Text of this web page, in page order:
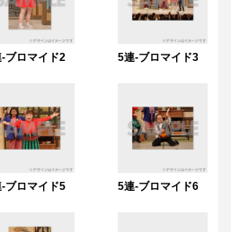
ブロマイド2 5連-ブロマイド3
ブロマイド5 5連-ブロマイド6